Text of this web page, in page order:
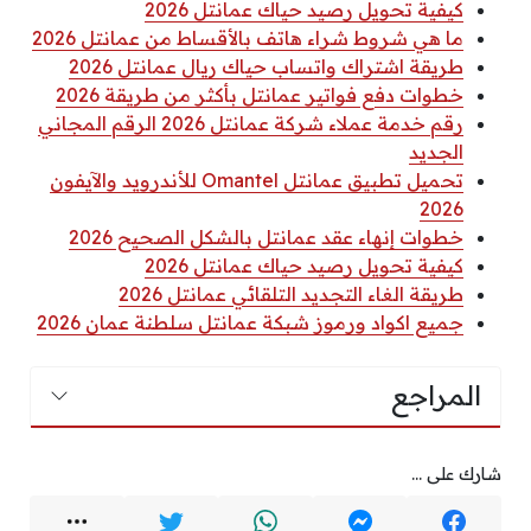
كيفية تحويل رصيد حياك عمانتل 2026
ما هي شروط شراء هاتف بالأقساط من عمانتل 2026
طريقة اشتراك واتساب حياك ريال عمانتل 2026
خطوات دفع فواتير عمانتل بأكثر من طريقة 2026
رقم خدمة عملاء شركة عمانتل 2026 الرقم المجاني
الجديد
تحميل تطبيق عمانتل Omantel للأندرويد والآيفون
2026
خطوات إنهاء عقد عمانتل بالشكل الصحيح 2026
كيفية تحويل رصيد حياك عمانتل 2026
طريقة الغاء التجديد التلقائي عمانتل 2026
جميع اكواد ورموز شبكة عمانتل سلطنة عمان 2026
المراجع
شارك على ...